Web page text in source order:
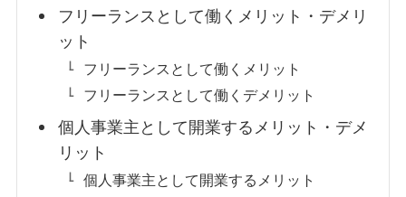
フリーランスとして働くメリット・デメリ
ット
フリーランスとして働くメリット
フリーランスとして働くデメリット
個人事業主として開業するメリット・デメ
リット
個人事業主として開業するメリット